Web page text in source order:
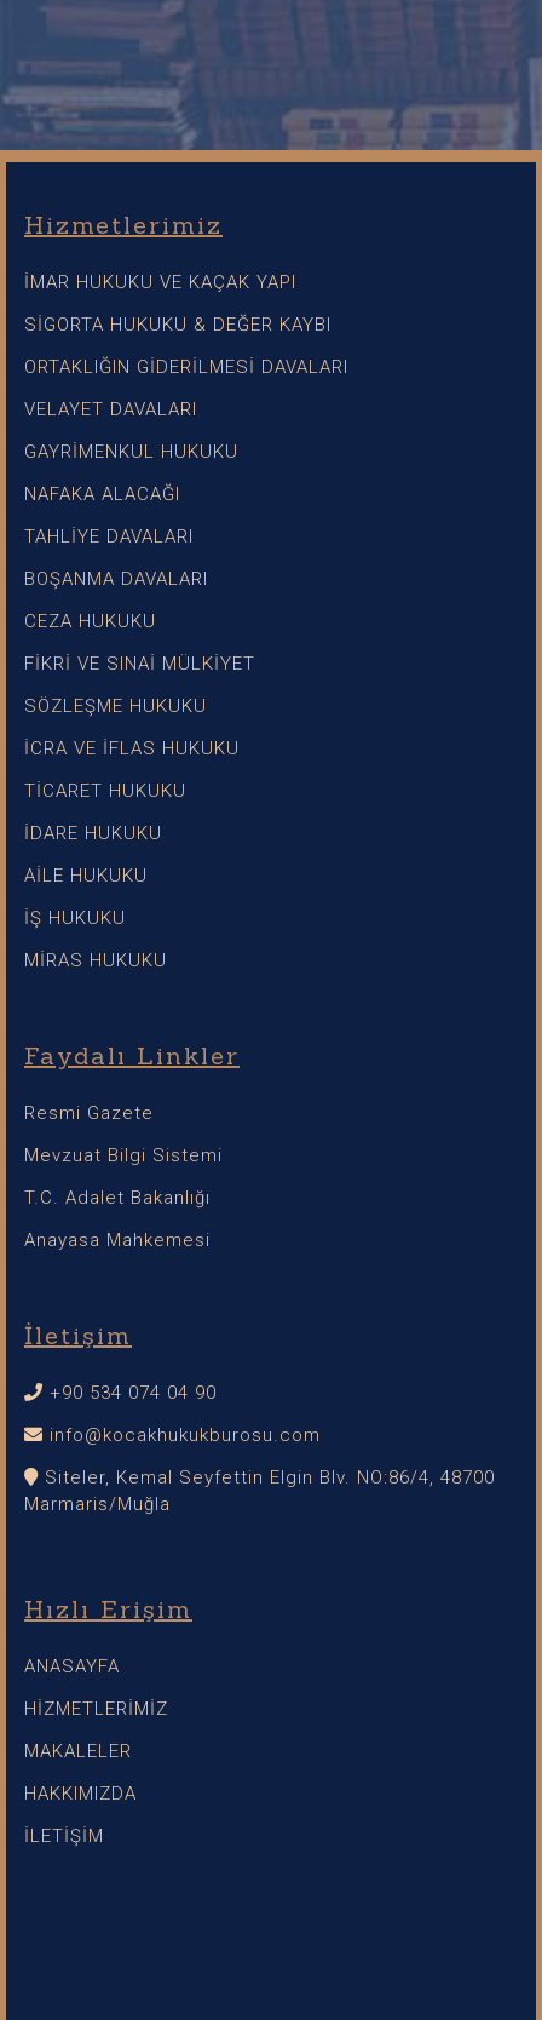
Hizmetlerimiz
İMAR HUKUKU VE KAÇAK YAPI
SİGORTA HUKUKU & DEĞER KAYBI
ORTAKLIĞIN GİDERİLMESİ DAVALARI
VELAYET DAVALARI
GAYRİMENKUL HUKUKU
NAFAKA ALACAĞI
TAHLİYE DAVALARI
BOŞANMA DAVALARI
CEZA HUKUKU
FİKRİ VE SINAİ MÜLKİYET
SÖZLEŞME HUKUKU
İCRA VE İFLAS HUKUKU
TİCARET HUKUKU
İDARE HUKUKU
AİLE HUKUKU
İŞ HUKUKU
MİRAS HUKUKU
Faydalı Linkler
Resmi Gazete
Mevzuat Bilgi Sistemi
T.C. Adalet Bakanlığı
Anayasa Mahkemesi
İletişim
+90 534 074 04 90
info@kocakhukukburosu.com
Siteler, Kemal Seyfettin Elgin Blv. NO:86/4, 48700
Marmaris/Muğla
Hızlı Erişim
ANASAYFA
HİZMETLERİMİZ
MAKALELER
HAKKIMIZDA
İLETİŞİM